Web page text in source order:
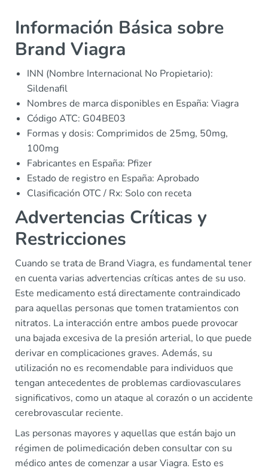
Información Básica sobre
Brand Viagra
INN (Nombre Internacional No Propietario):
Sildenafil
Nombres de marca disponibles en España: Viagra
Código ATC: G04BE03
Formas y dosis: Comprimidos de 25mg, 50mg,
100mg
Fabricantes en España: Pfizer
Estado de registro en España: Aprobado
Clasificación OTC / Rx: Solo con receta
Advertencias Críticas y
Restricciones
Cuando se trata de Brand Viagra, es fundamental tener
en cuenta varias advertencias críticas antes de su uso.
Este medicamento está directamente contraindicado
para aquellas personas que tomen tratamientos con
nitratos. La interacción entre ambos puede provocar
una bajada excesiva de la presión arterial, lo que puede
derivar en complicaciones graves. Además, su
utilización no es recomendable para individuos que
tengan antecedentes de problemas cardiovasculares
significativos, como un ataque al corazón o un accidente
cerebrovascular reciente.
Las personas mayores y aquellas que están bajo un
régimen de polimedicación deben consultar con su
médico antes de comenzar a usar Viagra. Esto es